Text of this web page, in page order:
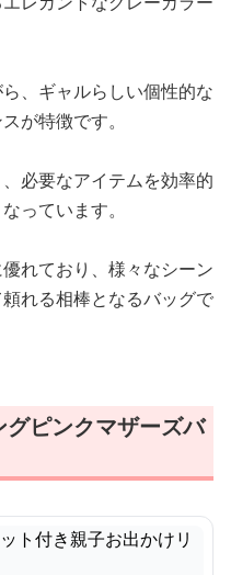
、ギャルらしい個性的な
が特徴です。
必要なアイテムを効率的
っています。
れており、様々なシーン
れる相棒となるバッグで
ピンクマザーズバ